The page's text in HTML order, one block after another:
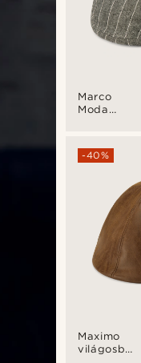
Marco
Moda
csíkos
lapos
Maximo
-40%